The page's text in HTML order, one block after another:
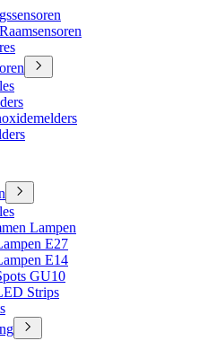
Lampen
E27
E14
GU10
Strips